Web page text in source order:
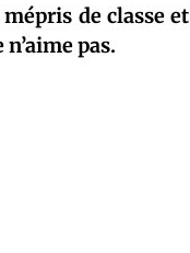
de classe et
pas.